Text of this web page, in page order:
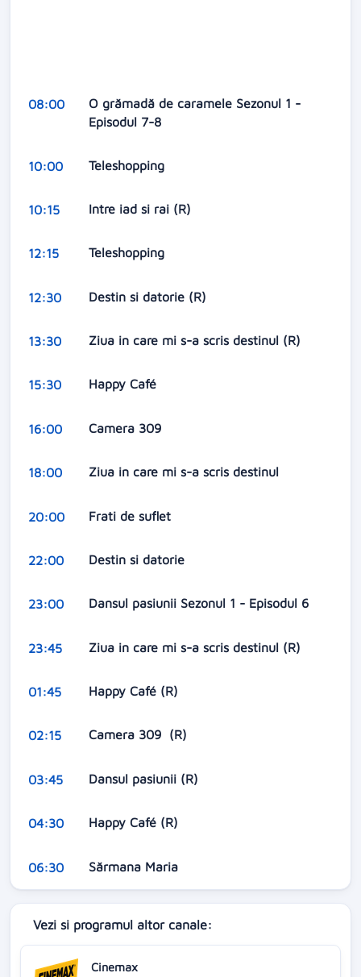
08:00
O grămadă de caramele Sezonul 1 -
Episodul 7-8
10:00 Teleshopping
10:15 Intre iad si rai (R)
12:15 Teleshopping
12:30 Destin si datorie (R)
13:30 Ziua in care mi s-a scris destinul (R)
15:30 Happy Café
16:00 Camera 309
18:00 Ziua in care mi s-a scris destinul
20:00 Frati de suflet
22:00 Destin si datorie
23:00 Dansul pasiunii Sezonul 1 - Episodul 6
23:45 Ziua in care mi s-a scris destinul (R)
01:45 Happy Café (R)
02:15 Camera 309 (R)
03:45 Dansul pasiunii (R)
04:30 Happy Café (R)
06:30 Sărmana Maria
Vezi si programul altor canale:
Cinemax